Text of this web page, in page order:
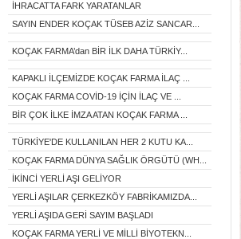
İHRACATTA FARK YARATANLAR
SAYIN ENDER KOÇAK TÜSEB AZİZ SANCAR...
KOÇAK FARMA’dan BİR İLK DAHA TÜRKİY...
KAPAKLI İLÇEMİZDE KOÇAK FARMA İLAÇ ...
KOÇAK FARMA COVİD-19 İÇİN İLAÇ VE ...
BİR ÇOK İLKE İMZA ATAN KOÇAK FARMA ...
TÜRKİYE'DE KULLANILAN HER 2 KUTU KA...
KOÇAK FARMA DÜNYA SAĞLIK ÖRGÜTÜ (WH...
İKİNCİ YERLİ AŞI GELİYOR
YERLİ AŞILAR ÇERKEZKÖY FABRİKAMIZDA...
YERLİ AŞIDA GERİ SAYIM BAŞLADI
KOÇAK FARMA YERLİ VE MİLLİ BİYOTEKN...